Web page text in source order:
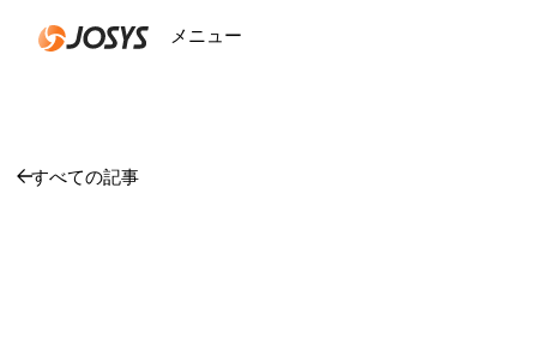
メニュー
すべての記事